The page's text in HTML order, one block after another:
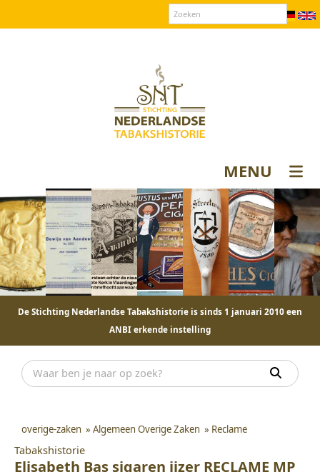
MENU
De Stichting Nederlandse Tabakshistorie is sinds 1 januari 2010 een
ANBI erkende instelling
overige-zaken » Algemeen Overige Zaken » Reclame
Tabakshistorie
Elisabeth Bas sigaren ijzer RECLAME MP